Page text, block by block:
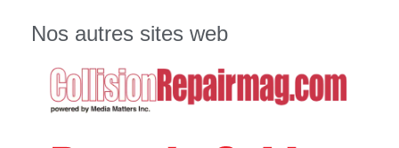
Nos autres sites web